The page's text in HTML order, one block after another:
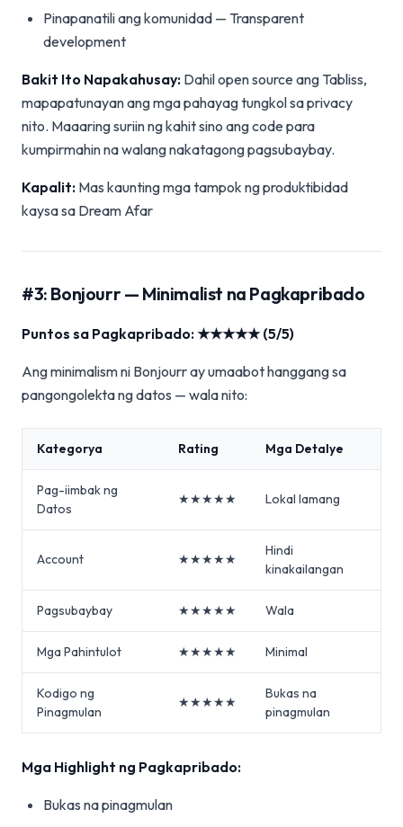
Pinapanatili ang komunidad — Transparent
development
Bakit Ito Napakahusay: Dahil open source ang Tabliss,
mapapatunayan ang mga pahayag tungkol sa privacy
nito. Maaaring suriin ng kahit sino ang code para
kumpirmahin na walang nakatagong pagsubaybay.
Kapalit: Mas kaunting mga tampok ng produktibidad
kaysa sa Dream Afar
#3: Bonjourr — Minimalist na Pagkapribado
Puntos sa Pagkapribado: ★★★★★ (5/5)
Ang minimalism ni Bonjourr ay umaabot hanggang sa
pangongolekta ng datos — wala nito:
Kategorya Rating Mga Detalye
Pag-iimbak ng
Datos
★★★★★ Lokal lamang
Account ★★★★★
Hindi
kinakailangan
Pagsubaybay ★★★★★ Wala
Mga Pahintulot ★★★★★ Minimal
Kodigo ng
Pinagmulan
★★★★★
Bukas na
pinagmulan
Mga Highlight ng Pagkapribado:
Bukas na pinagmulan